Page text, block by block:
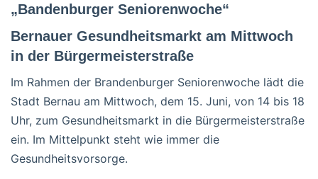
„Bandenburger Seniorenwoche“
Bernauer Gesundheitsmarkt am Mittwoch
in der Bürgermeisterstraße
Im Rahmen der Brandenburger Seniorenwoche lädt die
Stadt Bernau am Mittwoch, dem 15. Juni, von 14 bis 18
Uhr, zum Gesundheitsmarkt in die Bürgermeisterstraße
ein. Im Mittelpunkt steht wie immer die
Gesundheitsvorsorge.